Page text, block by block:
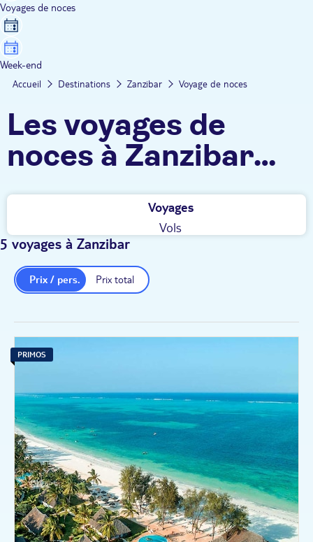
Voyages de noces
Week-end
Accueil Destinations Zanzibar Voyage de noces
Les voyages de
noces à Zanzibar
TUI
Voyages
Vols
5 voyages à Zanzibar
Prix total
Prix / pers.
PRIMOS